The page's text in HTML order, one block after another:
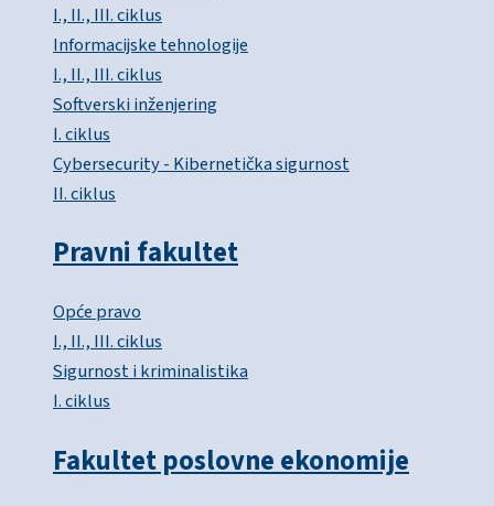
I., II., III. ciklus
Informacijske tehnologije
I., II., III. ciklus
Softverski inženjering
I. ciklus
Cybersecurity - Kibernetička sigurnost
II. ciklus
Pravni fakultet
Opće pravo
I., II., III. ciklus
Sigurnost i kriminalistika
I. ciklus
Fakultet poslovne ekonomije